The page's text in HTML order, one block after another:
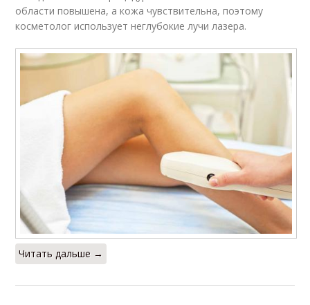
области повышена, а кожа чувствительна, поэтому
косметолог использует неглубокие лучи лазера.
Читать дальше →